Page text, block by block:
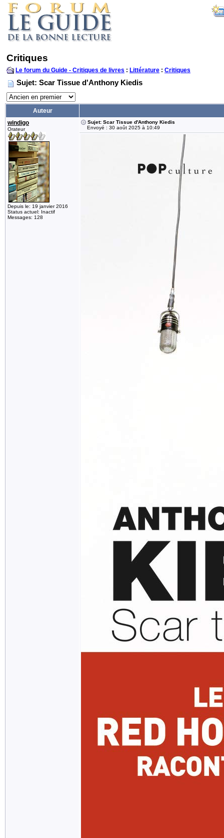
Critiques
Le forum du Guide - Critiques de livres : Littérature : Critiques
Sujet: Scar Tissue d'Anthony Kiedis
Auteur
windigo
Orateur
Depuis le: 19 janvier 2016
Status actuel: Inactif
Messages: 128
Sujet: Scar Tissue d'Anthony Kiedis
Envoyé : 30 août 2025 à 10:49